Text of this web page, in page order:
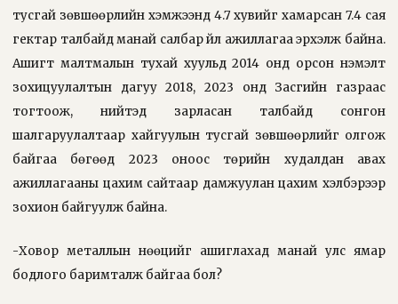
тусгай зөвшөөрлийн хэмжээнд 4.7 хувийг хамарсан 7.4 сая
гектар талбайд манай салбар үйл ажиллагаа эрхэлж байна.
Ашигт малтмалын тухай хуульд 2014 онд орсон нэмэлт
зохицуулалтын дагуу 2018, 2023 онд Засгийн газраас
тогтоож, нийтэд зарласан талбайд сонгон
шалгаруулалтаар хайгуулын тусгай зөвшөөрлийг олгож
байгаа бөгөөд 2023 оноос төрийн худалдан авах
ажиллагааны цахим сайтаар дамжуулан цахим хэлбэрээр
зохион байгуулж байна.
-Ховор металлын нөөцийг ашиглахад манай улс ямар
бодлого баримталж байгаа бол?